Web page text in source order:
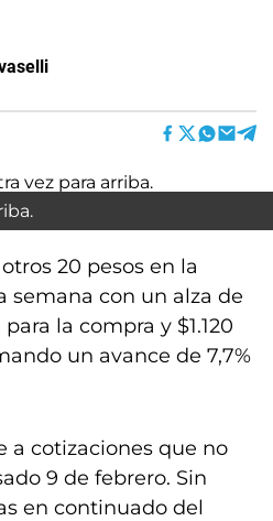
20 pesos en la
semana con un alza de
la compra y $1.120
un avance de 7,7%
a cotizaciones que no
9 de febrero. Sin
en continuado del